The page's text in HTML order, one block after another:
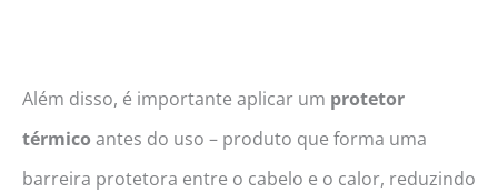
Além disso, é importante aplicar um protetor
térmico antes do uso – produto que forma uma
barreira protetora entre o cabelo e o calor, reduzindo